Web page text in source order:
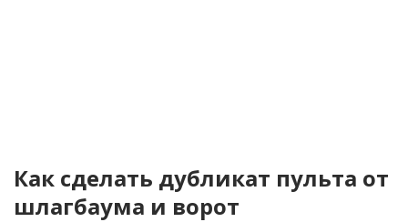
Как сделать дубликат пульта от
шлагбаума и ворот